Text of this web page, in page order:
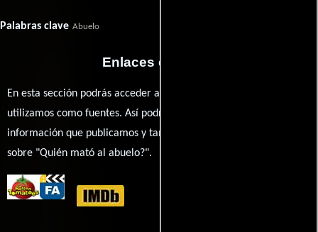
Palabras clave Abuelo
Enlaces externos
En esta sección podrás acceder a los recursos externos que
utilizamos como fuentes. Así podrás chequear toda la
información que publicamos y también ampliar tu conocimiento
sobre "Quién mató al abuelo?".